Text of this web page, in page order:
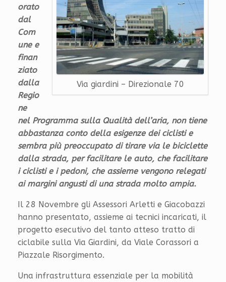
Via giardini – Direzionale 70
orato
dal
Com
une e
finan
ziato
dalla
Regio
ne
nel Programma sulla Qualità dell’aria, non tiene
abbastanza conto della esigenze dei ciclisti e
sembra più preoccupato di tirare via le biciclette
dalla strada, per facilitare le auto, che facilitare
i ciclisti e i pedoni, che assieme vengono relegati
ai margini angusti di una strada molto ampia.
Il 28 Novembre gli Assessori Arletti e Giacobazzi
hanno presentato, assieme ai tecnici incaricati, il
progetto esecutivo del tanto atteso tratto di
ciclabile sulla Via Giardini, da Viale Corassori a
Piazzale Risorgimento.
Una infrastruttura essenziale per la mobilità